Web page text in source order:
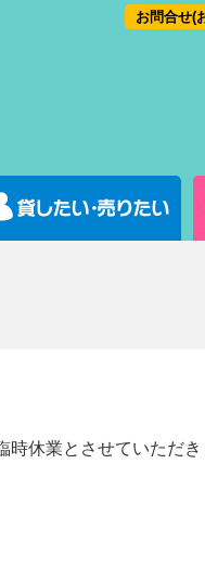
お問合せ(
休業とさせていただき